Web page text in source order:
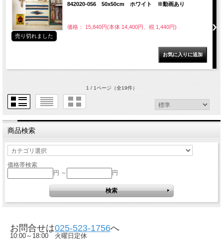
842020-056 50x50cm ホワイト ※動画あり
価格： 15,840円(本体 14,400円、税 1,440円)
売り切れました
1 / 1ページ（全19件）
商品検索
価格帯検索
円 ～
円
お問合せは025-523-1756へ
10:00～18:00 火曜日定休